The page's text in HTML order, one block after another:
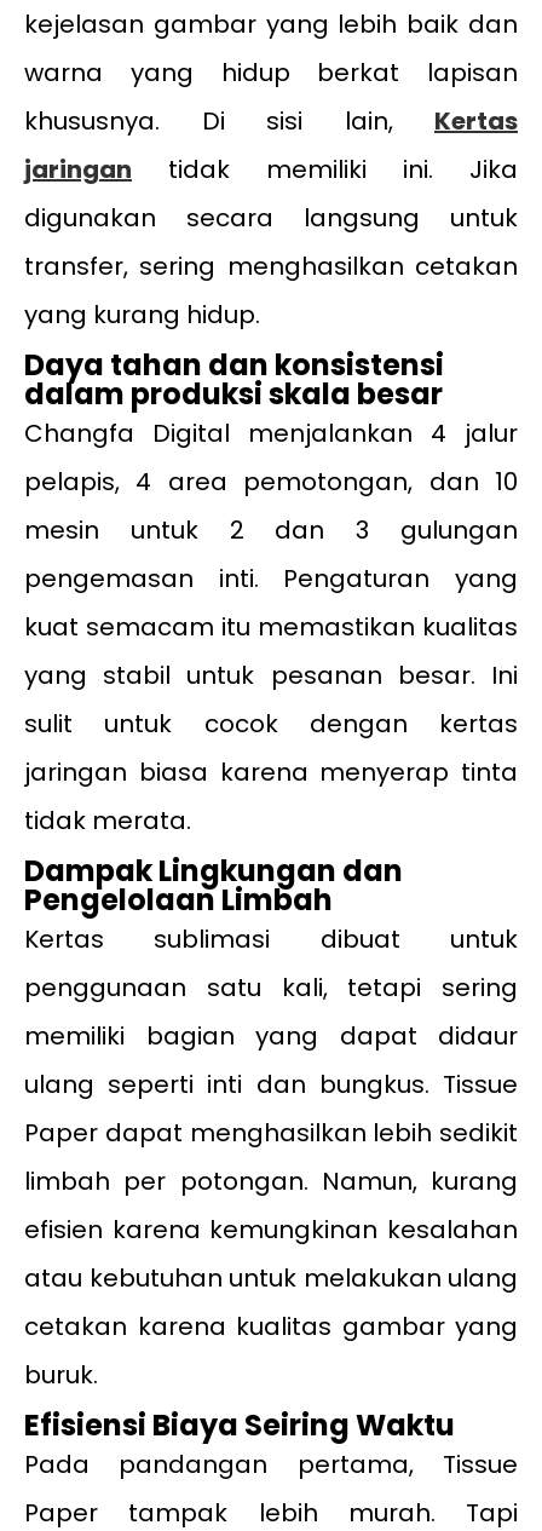
kejelasan gambar yang lebih baik dan
warna yang hidup berkat lapisan
khususnya. Di sisi lain, Kertas
jaringan tidak memiliki ini. Jika
digunakan secara langsung untuk
transfer, sering menghasilkan cetakan
yang kurang hidup.
Daya tahan dan konsistensi
dalam produksi skala besar
Changfa Digital menjalankan 4 jalur
pelapis, 4 area pemotongan, dan 10
mesin untuk 2 dan 3 gulungan
pengemasan inti. Pengaturan yang
kuat semacam itu memastikan kualitas
yang stabil untuk pesanan besar. Ini
sulit untuk cocok dengan kertas
jaringan biasa karena menyerap tinta
tidak merata.
Dampak Lingkungan dan
Pengelolaan Limbah
Kertas sublimasi dibuat untuk
penggunaan satu kali, tetapi sering
memiliki bagian yang dapat didaur
ulang seperti inti dan bungkus. Tissue
Paper dapat menghasilkan lebih sedikit
limbah per potongan. Namun, kurang
efisien karena kemungkinan kesalahan
atau kebutuhan untuk melakukan ulang
cetakan karena kualitas gambar yang
buruk.
Efisiensi Biaya Seiring Waktu
Pada pandangan pertama, Tissue
Paper tampak lebih murah. Tapi